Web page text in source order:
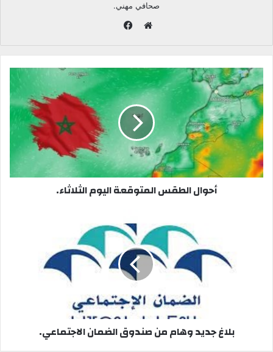
صحافي مهني.
و
ق
ع
ل
و
ي
ب
س
ب
ك
أحوال الطقس المتوقعة اليوم الثلاثاء.
بلاغ جديد وهام من صندوق الضمان الاجتماعي.